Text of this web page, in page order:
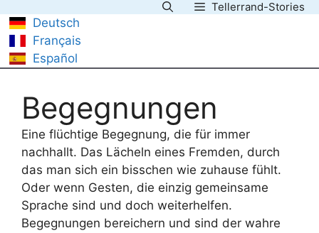
to
content
Tellerrand-Stories
Deutsch
Français
Español
Begegnungen
Eine flüchtige Begegnung, die für immer
nachhallt. Das Lächeln eines Fremden, durch
das man sich ein bisschen wie zuhause fühlt.
Oder wenn Gesten, die einzig gemeinsame
Sprache sind und doch weiterhelfen.
Begegnungen bereichern und sind der wahre